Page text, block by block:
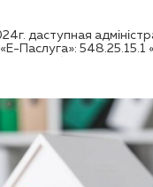
даступная
Паслуга»: 548.25.15.1
(акрамя органаў і